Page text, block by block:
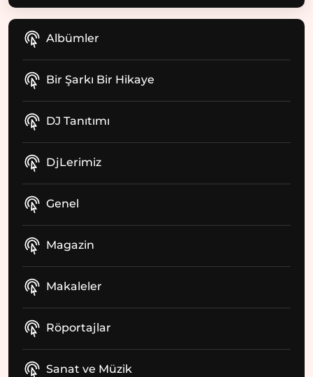
Albümler
Bir Şarkı Bir Hikaye
DJ Tanıtımı
DjLerimiz
Genel
Magazin
Makaleler
Röportajlar
Sanat ve Müzik